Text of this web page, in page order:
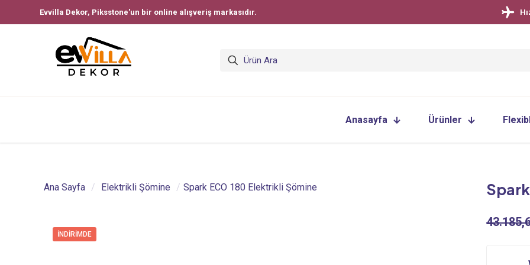
Evvilla Dekor, Piksstone'un bir online alışveriş markasıdır.
Anasayfa Ürünler
Ana Sayfa / Elektrikli Şömine / Spark ECO 180 Elektrikli Şömine
İNDIRIMDE